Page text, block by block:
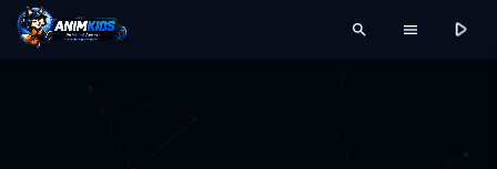
search menu play_arrow